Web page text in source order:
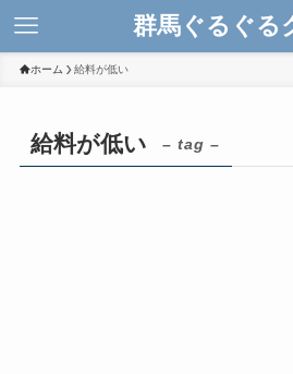
群馬ぐるぐる
ホーム 給料が低い
給料が低い – tag –